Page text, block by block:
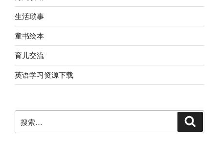
生活琐事
童书绘本
育儿交流
英语学习资源下载
索：